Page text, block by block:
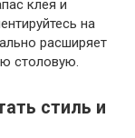
клея и
на
расширяет
столовую.
стиль и